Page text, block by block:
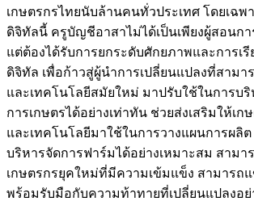
เกษตรกรไทยนับล้านคนทั่วประเทศ โดยเฉพ
ดิจิทัลนี้ ครูบัญชีอาสาไม่ได้เป็นเพียงผู้สอนก
แต่ต้องได้รับการยกระดับศักยภาพและการเ
ดิจิทัล เพื่อก้าวสู่ผู้นำการเปลี่ยนแปลงที่สามา
และเทคโนโลยีสมัยใหม่ มาปรับใช้ในการบ
การเกษตรได้อย่างเท่าทัน ช่วยส่งเสริมให้เ
และเทคโนโลยีมาใช้ในการวางแผนการผลิ
บริหารจัดการฟาร์มได้อย่างเหมาะสม สามา
เกษตรกรยุคใหม่ที่มีความเข้มแข็ง สามารถ
พร้อมรับมือกับความท้าทายที่เปลี่ยนแปลงอย่